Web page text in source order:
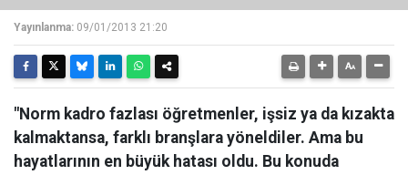
Yayınlanma: 09/01/2013 21:20
"Norm kadro fazlası öğretmenler, işsiz ya da kızakta
kalmaktansa, farklı branşlara yöneldiler. Ama bu
hayatlarının en büyük hatası oldu. Bu konuda